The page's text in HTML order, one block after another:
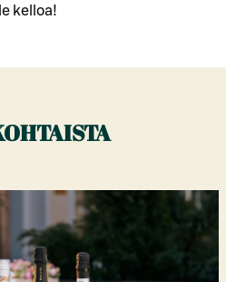
kelloa!